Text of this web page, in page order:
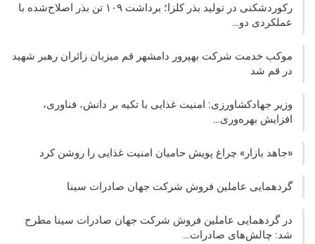
رکوردشکنی در تولید بذر کلزا؛ برداشت ۱۰۹ تن بذر اصلاح‌شده با
عملکردی دو…
موکب خدمت شرکت بهپرور دامشهر قم میزبان زائران رهبر شهید
در قم شد
وزیر جهادکشاورزی: امنیت غذایی با تکیه بر دانش، فناوری،
افزایش بهره‌وری…
«جاهد بازار» چراغ پویش حامیان امنیت غذایی را روشن کرد
گردهمایی عاملین فروش شرکت جهان صادرات سینا
در گردهمایی عاملین فروش شرکت جهان صادرات سینا مطرح
شد: چالش‌های صادرات…